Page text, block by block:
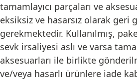
tamamlayıcı parçaları ve
eksiksiz ve hasarsız olarak geri
gerekmektedir. Kullanılmış,
sevk irsaliyesi aslı ve varsa
aksesuarları ile birlikte
ve/veya hasarlı ürünlere iade